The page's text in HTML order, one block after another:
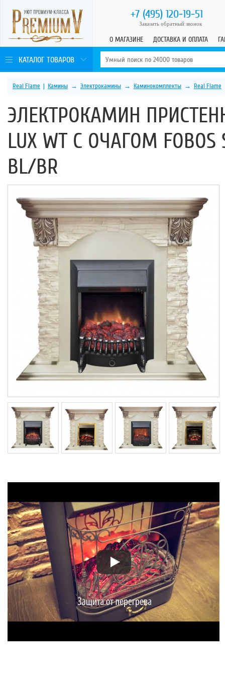
+7 (495) 120-19-51
Заказать обратный звонок
О МАГАЗИНЕ ДОСТАВКА И ОПЛАТА
КАТАЛОГ ТОВАРОВ
Real Flame | Камины → Электрокамины → Каминокомплекты → Real Flame
ЭЛЕКТРОКАМИН
LUX WT С ОЧАГОМ FOBOS
BL/BR